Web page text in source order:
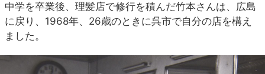
中学を卒業後、理髪店で修行を積んだ竹本さんは、広島
に戻り、1968年、26歳のときに呉市で自分の店を構え
ました。